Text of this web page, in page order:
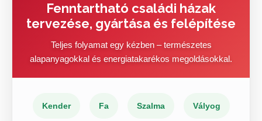
Fenntartható családi házak
tervezése, gyártása és felépítése
Teljes folyamat egy kézben – természetes
alapanyagokkal és energiatakarékos megoldásokkal.
Kender Fa Szalma Vályog